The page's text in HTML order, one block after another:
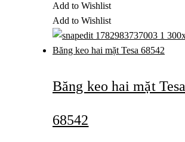
Add to Wishlist
Add to Wishlist
Băng keo hai mặt Tesa
68542